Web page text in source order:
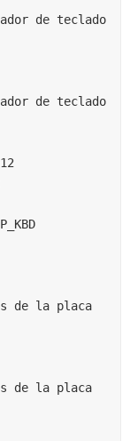
de teclado
de teclado
de la placa
de la placa